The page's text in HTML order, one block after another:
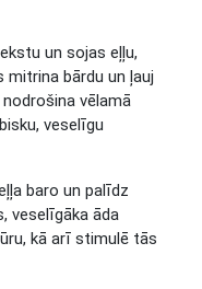
un sojas eļļu,
mitrina bārdu un ļauj
vēlamā
veselīgu
baro un palīdz
veselīgāka āda
kā arī stimulē tās